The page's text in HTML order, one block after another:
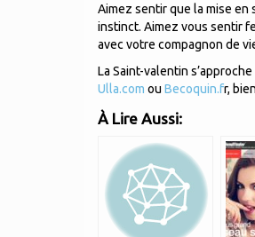
Aimez sentir que la mise
instinct. Aimez vous sentir
avec votre compagnon de
La Saint-valentin
Ulla.com ou Becoquin.fr,
À Lire Aussi: